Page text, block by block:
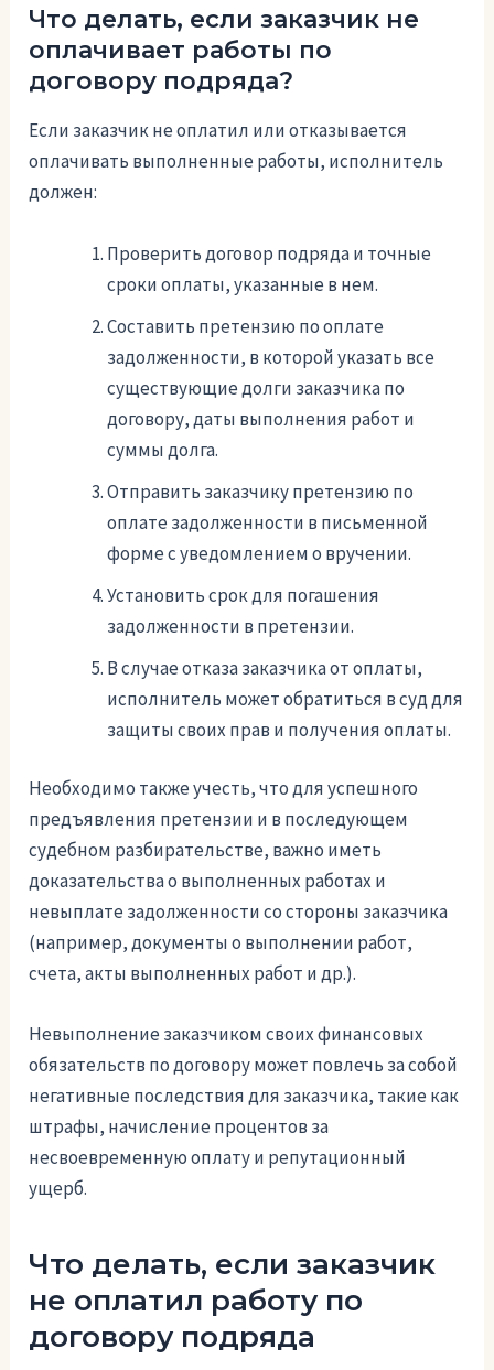
Что делать, если заказчик не
оплачивает работы по
договору подряда?
Если заказчик не оплатил или отказывается
оплачивать выполненные работы, исполнитель
должен:
Проверить договор подряда и точные
сроки оплаты, указанные в нем.
Составить претензию по оплате
задолженности, в которой указать все
существующие долги заказчика по
договору, даты выполнения работ и
суммы долга.
Отправить заказчику претензию по
оплате задолженности в письменной
форме с уведомлением о вручении.
Установить срок для погашения
задолженности в претензии.
В случае отказа заказчика от оплаты,
исполнитель может обратиться в суд для
защиты своих прав и получения оплаты.
Необходимо также учесть, что для успешного
предъявления претензии и в последующем
судебном разбирательстве, важно иметь
доказательства о выполненных работах и
невыплате задолженности со стороны заказчика
(например, документы о выполнении работ,
счета, акты выполненных работ и др.).
Невыполнение заказчиком своих финансовых
обязательств по договору может повлечь за собой
негативные последствия для заказчика, такие как
штрафы, начисление процентов за
несвоевременную оплату и репутационный
ущерб.
Что делать, если заказчик
не оплатил работу по
договору подряда